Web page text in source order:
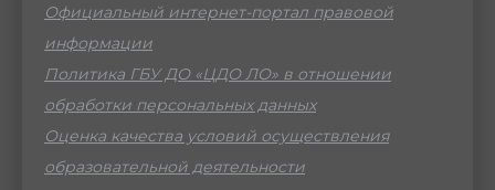
Официальный интернет-портал правовой
информации
Политика ГБУ ДО «ЦДО ЛО» в отношении
обработки персональных данных
Оценка качества условий осуществления
образовательной деятельности